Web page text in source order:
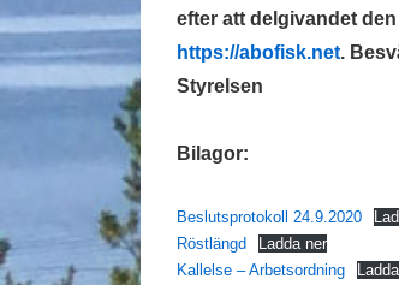
efter att delgivandet
https://abofisk.net.
Styrelsen
Bilagor:
Beslutsprotokoll 24.9.2020
Röstlängd
Ladda ner
Kallelse – Arbetsordning